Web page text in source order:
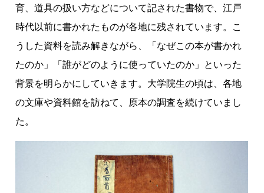
育、道具の扱い方などについて記された書物で、江戸
時代以前に書かれたものが各地に残されています。こ
うした資料を読み解きながら、「なぜこの本が書かれ
たのか」「誰がどのように使っていたのか」といった
背景を明らかにしていきます。大学院生の頃は、各地
の文庫や資料館を訪ねて、原本の調査を続けていまし
た。